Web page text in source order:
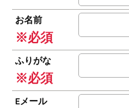
お名前
※必須
ふりがな
※必須
Eメール